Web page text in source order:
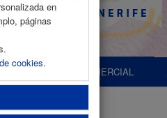
en
páginas
cookies.
EXP. COMERCIAL